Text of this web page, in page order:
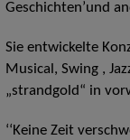
Geschichten’und
Sie entwickelte
Musical, Swing ,
„strandgold“ in
‘‘Keine Zeit